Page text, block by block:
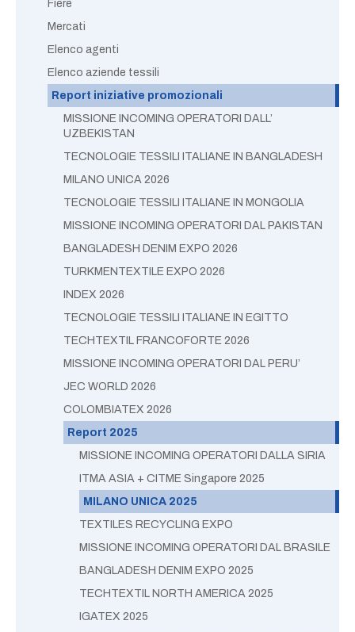
Fiere
Mercati
Elenco agenti
Elenco aziende tessili
Report iniziative promozionali
MISSIONE INCOMING OPERATORI DALL’
UZBEKISTAN
TECNOLOGIE TESSILI ITALIANE IN BANGLADESH
MILANO UNICA 2026
TECNOLOGIE TESSILI ITALIANE IN MONGOLIA
MISSIONE INCOMING OPERATORI DAL PAKISTAN
BANGLADESH DENIM EXPO 2026
TURKMENTEXTILE EXPO 2026
INDEX 2026
TECNOLOGIE TESSILI ITALIANE IN EGITTO
TECHTEXTIL FRANCOFORTE 2026
MISSIONE INCOMING OPERATORI DAL PERU’
JEC WORLD 2026
COLOMBIATEX 2026
Report 2025
MISSIONE INCOMING OPERATORI DALLA SIRIA
ITMA ASIA + CITME Singapore 2025
MILANO UNICA 2025
TEXTILES RECYCLING EXPO
MISSIONE INCOMING OPERATORI DAL BRASILE
BANGLADESH DENIM EXPO 2025
TECHTEXTIL NORTH AMERICA 2025
IGATEX 2025